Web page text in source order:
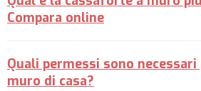
Compara online
Quali permessi sono
muro di casa?